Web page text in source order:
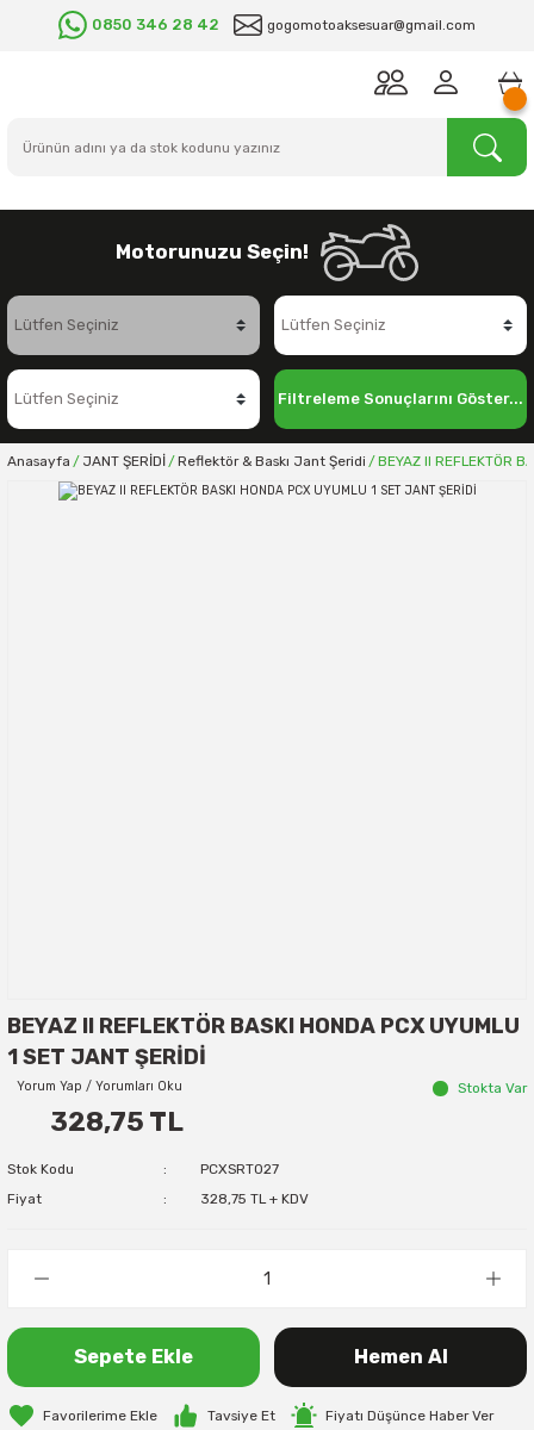
0850 346 28 42 gogomotoaksesuar@gmail.com
Motorunuzu Seçin!
Filtreleme Sonuçlarını Göster...
Anasayfa JANT ŞERİDİ Reflektör & Baskı Jant Şeridi BEYAZ II REFLEKTÖR
BEYAZ II REFLEKTÖR BASKI HONDA PCX UYUMLU
1 SET JANT ŞERİDİ
Yorum Yap / Yorumları Oku Stokta Var
328,75 TL
Stok Kodu
PCXSRT027
Fiyat
328,75 TL + KDV
Sepete Ekle Hemen Al
Tavsiye Et Fiyatı Düşünce Haber Ver